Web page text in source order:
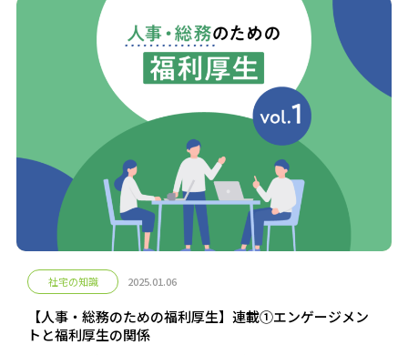
社宅の知識 2025.01.06
【人事・総務のための福利厚生】連載①エンゲージメン
トと福利厚生の関係